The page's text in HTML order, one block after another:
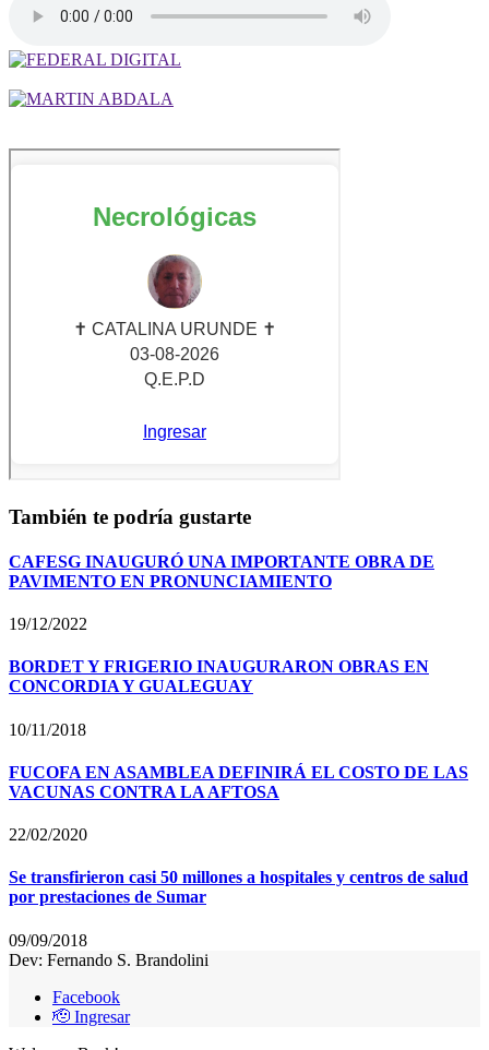
También te podría gustarte
CAFESG INAUGURÓ UNA IMPORTANTE OBRA DE
PAVIMENTO EN PRONUNCIAMIENTO
19/12/2022
BORDET Y FRIGERIO INAUGURARON OBRAS EN
CONCORDIA Y GUALEGUAY
10/11/2018
FUCOFA EN ASAMBLEA DEFINIRÁ EL COSTO DE LAS
VACUNAS CONTRA LA AFTOSA
22/02/2020
Se transfirieron casi 50 millones a hospitales y centros de salud
por prestaciones de Sumar
09/09/2018
Dev: Fernando S. Brandolini
Facebook
🫡 Ingresar